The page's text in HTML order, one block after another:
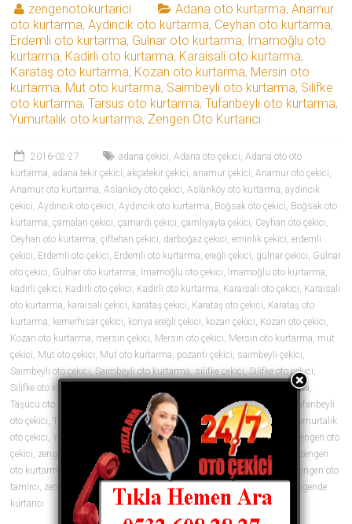
zengenotokurtarici Adana oto kurtarma,Anamur
oto kurtarma,Aydıncık oto kurtarma, Ceyhan oto kurtarma,
Erdemli oto kurtarma, Gülnar oto kurtarma, İmamoğlu oto
kurtarma, Kadirli oto kurtarma, Karaisali oto kurtarma,
Karataş oto kurtarma, Kozan oto kurtarma, Mersin oto
kurtarma, Mut oto kurtarma, Saimbeyli oto kurtarma, Silifke
oto kurtarma,Tarsus oto kurtarma,Tufanbeyli oto kurtarma,
Yumurtalık oto kurtarma, Zengen Oto Kurtarıcı
2016-02-27 adana çekici,Adana oto çekici,Adana oto oto
kurtarma,adana tekir çekici,akçatekir çekici,anamur çekici,Anamur oto çekici,
Anamur oto kurtarma,Aslanköy oto çekici,Aslanköy oto kurtarma,aydıncık
çekici,Aydıncık oto çekici,Aydıncık oto kurtarma, Boğsak oto çekici, Boğsak oto
kurtarma,çamalan çekici,çamardı çekici,çamlıyayla çekici, Ceyhan oto çekici,
Ceyhan oto kurtarma,çiftehan çekici, darboğaz çekici,eminlik çekici,erdemli
çekici, Erdemli oto çekici, Erdemli oto kurtarma,ereğli çekici, gülnar çekici, Gülnar
oto çekici, Gülnar oto kurtarma, İmamoğlu oto çekici, İmamoğlu oto kurtarma,
kadirli çekici, Kadirli oto çekici, Kadirli oto kurtarma, Karaisali oto çekici, Karaisali
oto kurtarma, karaisalı çekici, karataş çekici, Karataş oto çekici, Karataş oto
kurtarma, kemerhisar çekici, konya ereğli çekici, kozan çekici, Kozan oto çekici,
Kozan oto kurtarma, mersin çekici, Mersin oto çekici, Mersin oto kurtarma, mut
çekici, Mut oto çekici, Mut oto kurtarma, pozantı çekici, saimbeyli çekici,
Saimbeyli oto çekici,Saimbeyli oto kurtarma,silifke çekici,Silifke oto çekici,
Silifke oto kurtarma
Tarsus oto kurtarma,
Taşucu oto çekici
Taşucu oto kurtarma,tekir çekici tufanbeyli çekici
Tufanbeyli
oto çekici,Tufanbeyli oto kurtarma, ulukışla çekici,yumurtalık çekici
Yumurtalık
oto çekici,Yumurtalık oto kurtarma ,zengen araç çekici,zengen çekici
zengen oto
çekici, zengen oto çekiciler, zengen oto kurtarıcı zengen oto kurtarıcılar
zengen
oto kurtarma
zengen oto lastik ,zengen oto lastikçi , zengen oto tamir
zengen oto
tamirci, zengen oto yol yardımı, zengen yol yardım zengende çekici
zengende
kurtarıcı
0 yorum